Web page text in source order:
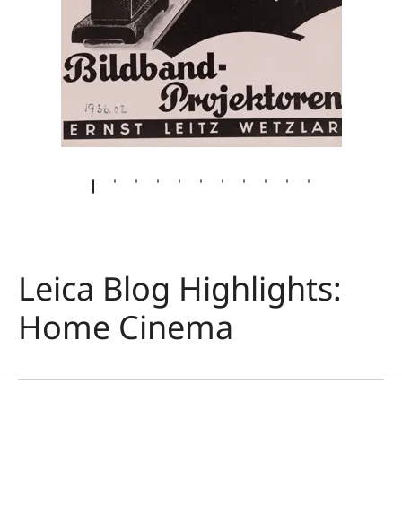
Leica Blog Highlights:
Home Cinema
홈 시네마
기억에 남는 순간